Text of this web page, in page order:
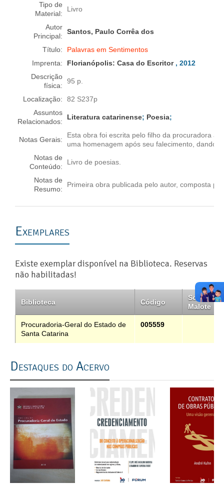
Tipo de
Material:
Livro
Autor
Principal:
Santos, Paulo Corrêa dos
Título:
Palavras em Sentimentos
Imprenta:
Florianópolis: Casa do Escritor, 2012
Descrição
física:
95 p.
Localização:
82 S237p
Assuntos
Relacionados:
Literatura catarinense; Poesia;
Notas Gerais:
Esta obra foi escrita pelo filho da procuradora
uma homenagem após seu falecimento, dando
Notas de
Conteúdo:
Livro de poesias.
Notas de
Resumo:
Primeira obra publicada pelo autor, composta
Exemplares
Existe exemplar disponível na Biblioteca. Reservas
não habilitadas!
Biblioteca Código
Solicitar
Malote
Procuradoria-Geral do Estado de
Santa Catarina
005559
Destaques do Acervo